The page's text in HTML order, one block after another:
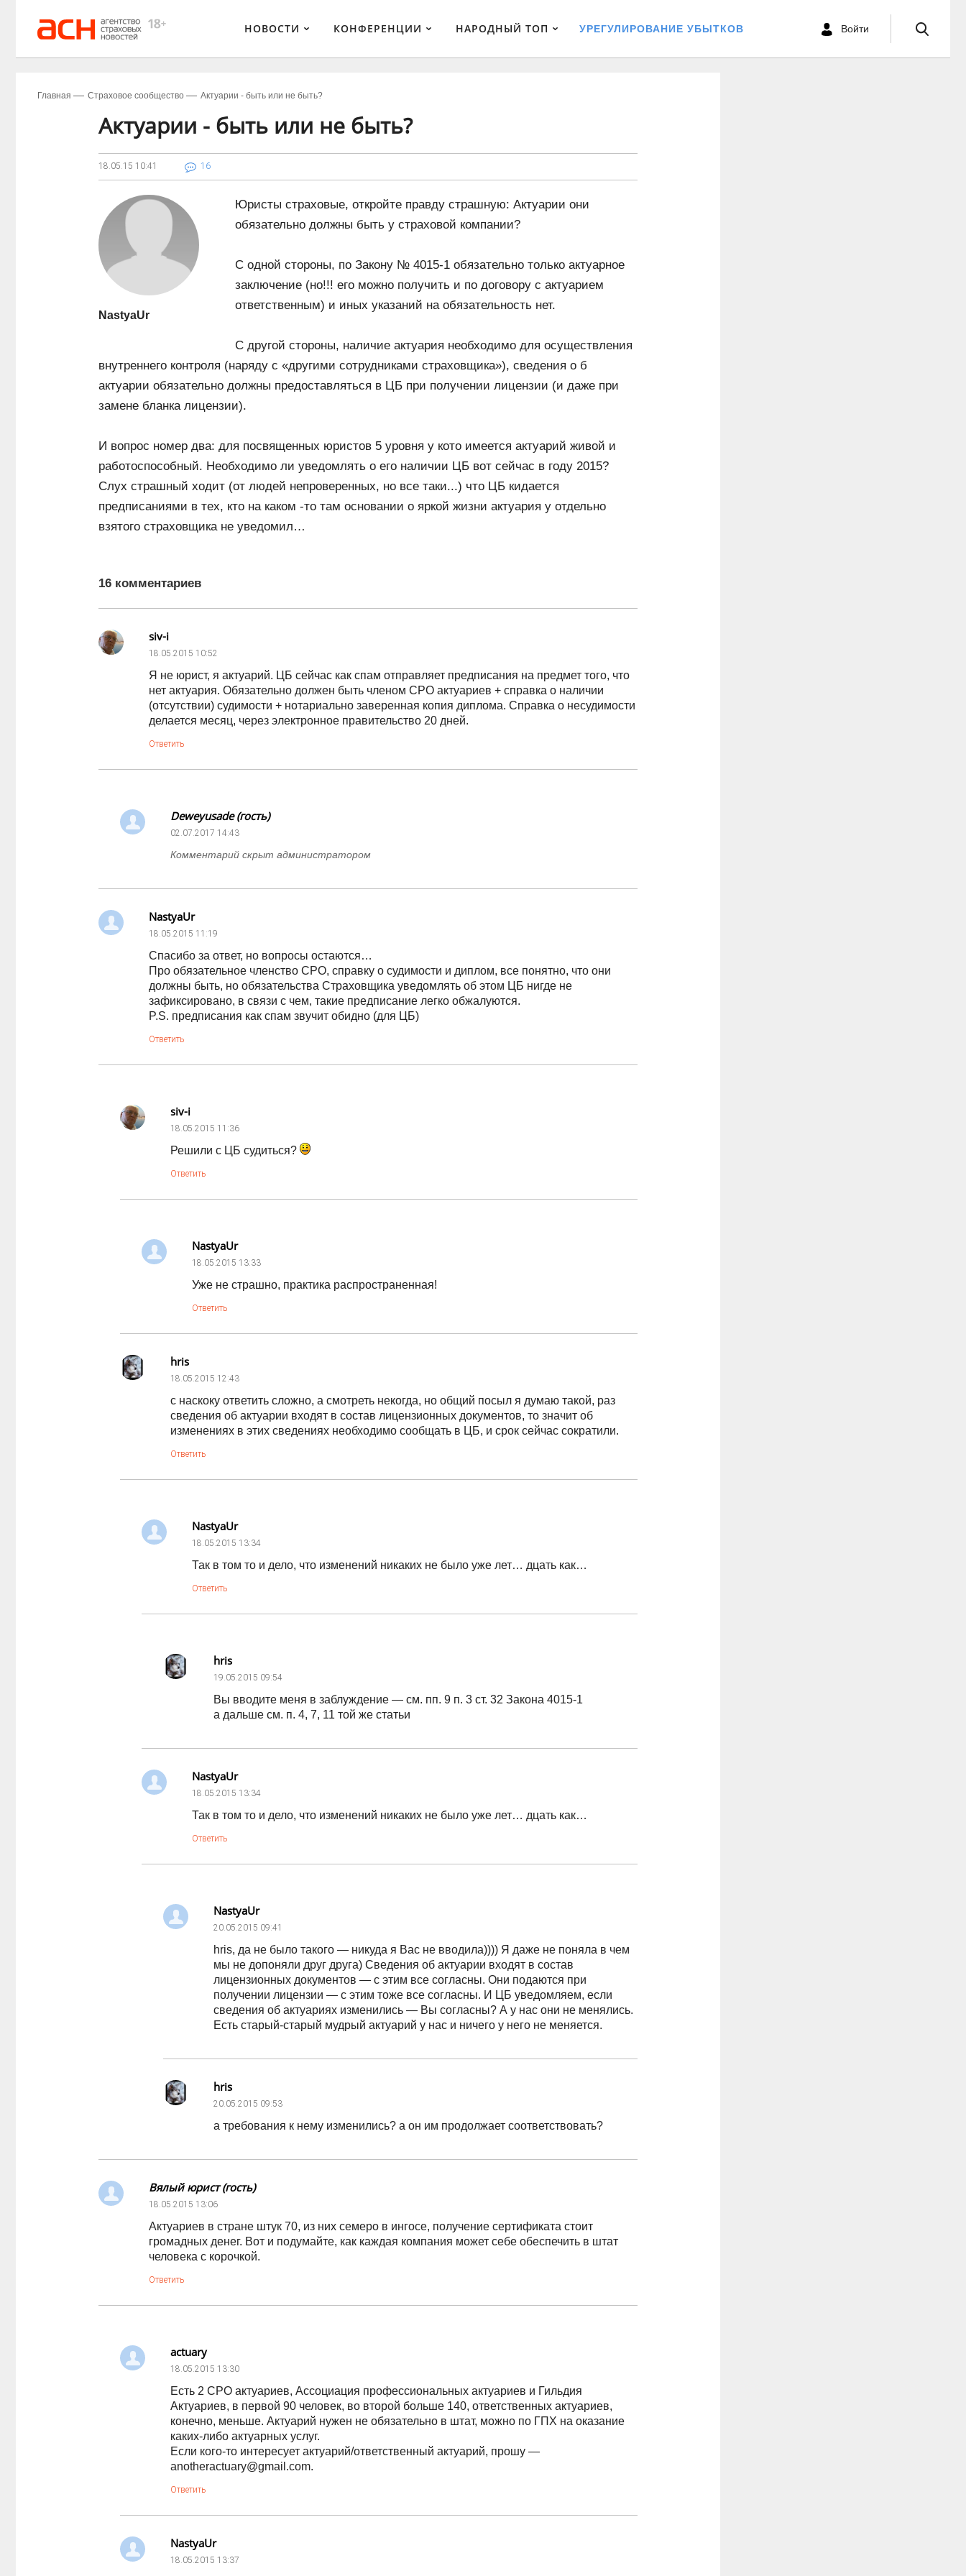
НОВОСТИ КОНФЕРЕНЦИИ НАРОДНЫЙ ТОП УРЕГУЛИРОВАНИЕ УБЫТКОВ Войти
Главная Страховое сообщество Актуарии - быть или не быть?
Актуарии - быть или не быть?
18.05.15 10:41 16
NastyaUr
Юристы страховые, откройте правду страшную: Актуарии они
обязательно должны быть у страховой компании?
С одной стороны, по Закону № 4015-1 обязательно только актуарное
заключение (но!!! его можно получить и по договору с актуарием
ответственным) и иных указаний на обязательность нет.
С другой стороны, наличие актуария необходимо для осуществления
внутреннего контроля (наряду с «другими сотрудниками страховщика»), сведения о б
актуарии обязательно должны предоставляться в ЦБ при получении лицензии (и даже при
замене бланка лицензии).
И вопрос номер два: для посвященных юристов 5 уровня у кото имеется актуарий живой и
работоспособный. Необходимо ли уведомлять о его наличии ЦБ вот сейчас в году 2015?
Слух страшный ходит (от людей непроверенных, но все таки...) что ЦБ кидается
предписаниями в тех, кто на каком -то там основании о яркой жизни актуария у отдельно
взятого страховщика не уведомил…
16 комментариев
siv-i
18.05.2015 10:52
Я не юрист, я актуарий. ЦБ сейчас как спам отправляет предписания на предмет того, что
нет актуария. Обязательно должен быть членом СРО актуариев + справка о наличии
(отсутствии) судимости + нотариально заверенная копия диплома. Справка о несудимости
делается месяц, через электронное правительство 20 дней.
Ответить
Deweyusade (гость)
02.07.2017 14:43
Комментарий скрыт администратором
NastyaUr
18.05.2015 11:19
Спасибо за ответ, но вопросы остаются…
Про обязательное членство СРО, справку о судимости и диплом, все понятно, что они
должны быть, но обязательства Страховщика уведомлять об этом ЦБ нигде не
зафиксировано, в связи с чем, такие предписание легко обжалуются.
P.S. предписания как спам звучит обидно (для ЦБ)
Ответить
siv-i
18.05.2015 11:36
Решили с ЦБ судиться?
Ответить
NastyaUr
18.05.2015 13:33
Уже не страшно, практика распространенная!
Ответить
hris
18.05.2015 12:43
c наскоку ответить сложно, а смотреть некогда, но общий посыл я думаю такой, раз
сведения об актуарии входят в состав лицензионных документов, то значит об
изменениях в этих сведениях необходимо сообщать в ЦБ, и срок сейчас сократили.
Ответить
NastyaUr
18.05.2015 13:34
Так в том то и дело, что изменений никаких не было уже лет… дцать как…
Ответить
hris
19.05.2015 09:54
Вы вводите меня в заблуждение — см. пп. 9 п. 3 ст. 32 Закона 4015-1
а дальше см. п. 4, 7, 11 той же статьи
NastyaUr
18.05.2015 13:34
Так в том то и дело, что изменений никаких не было уже лет… дцать как…
Ответить
NastyaUr
20.05.2015 09:41
hris, да не было такого — никуда я Вас не вводила)))) Я даже не поняла в чем
мы не допоняли друг друга) Сведения об актуарии входят в состав
лицензионных документов — с этим все согласны. Они подаются при
получении лицензии — с этим тоже все согласны. И ЦБ уведомляем, если
сведения об актуариях изменились — Вы согласны? А у нас они не менялись.
Есть старый-старый мудрый актуарий у нас и ничего у него не меняется.
hris
20.05.2015 09:53
а требования к нему изменились? а он им продолжает соответствовать?
Вялый юрист (гость)
18.05.2015 13:06
Актуариев в стране штук 70, из них семеро в ингосе, получение сертификата стоит
громадных денег. Вот и подумайте, как каждая компания может себе обеспечить в штат
человека с корочкой.
Ответить
actuary
18.05.2015 13:30
Есть 2 СРО актуариев, Ассоциация профессиональных актуариев и Гильдия
Актуариев, в первой 90 человек, во второй больше 140, ответственных актуариев,
конечно, меньше. Актуарий нужен не обязательно в штат, можно по ГПХ на оказание
каких-либо актуарных услуг.
Если кого-то интересует актуарий/ответственный актуарий, прошу —
anotheractuary@gmail.com.
Ответить
NastyaUr
18.05.2015 13:37